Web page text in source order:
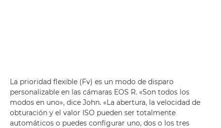
La prioridad flexible (Fv) es un modo de disparo
personalizable en las cámaras EOS R. «Son todos los
modos en uno», dice John. «La abertura, la velocidad de
obturación y el valor ISO pueden ser totalmente
automáticos o puedes configurar uno, dos o los tres